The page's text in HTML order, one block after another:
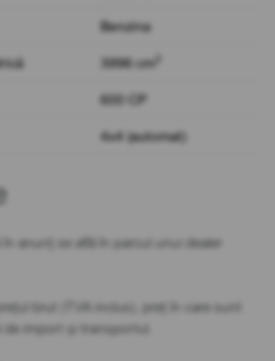
Benzina
3996 cm
600 CP
4x4 (automat)
în anunț se află în parcul unui dealer
brut (TVA inclus), preț în care sunt
import și transportul.